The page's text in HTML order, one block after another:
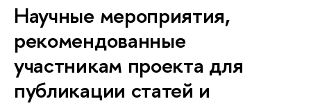
Научные мероприятия,
рекомендованные
участникам проекта для
публикации статей и